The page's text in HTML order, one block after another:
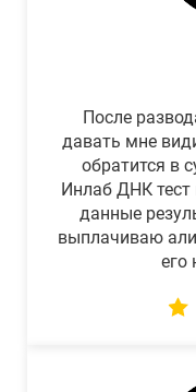
После
давать мне
обратится в
Инлаб ДНК тест
данные
выплачиваю
его